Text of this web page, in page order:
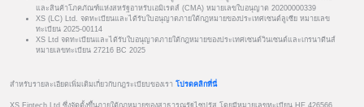
และสินค้าโภคภัณฑ์แห่งสหรัฐอาหรับเอมิเรตส์ (CMA) หมายเลขใบอนุญาต 20200000339
XS (LC) Ltd. จดทะเบียนและได้รับใบอนุญาตภายใต้กฎหมายของประเทศเซนต์ลูเซีย หมายเลข
ทะเบียน 2025-00114
XS Ltd จดทะเบียนและได้รับใบอนุญาตภายใต้กฎหมายของประเทศเซนต์วินเซนต์และเกรนาดีนส์
หมายเลขทะเบียน 27216 BC 2025
สำหรับรายละเอียดเพิ่มเติมเกี่ยวกับกฎระเบียบของเรา โปรดคลิกที่นี่
XS Fintech Ltd ซึ่งจัดตั้งขึ้นภายใต้กฎหมายของสาธารณรัฐไซปรัส โดยมีหมายเลขทะเบียน HE 426566